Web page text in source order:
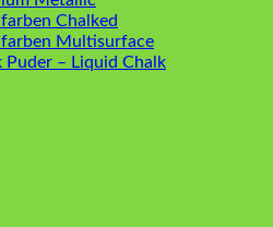
Chalked
Multisurface
Puder – Liquid Chalk